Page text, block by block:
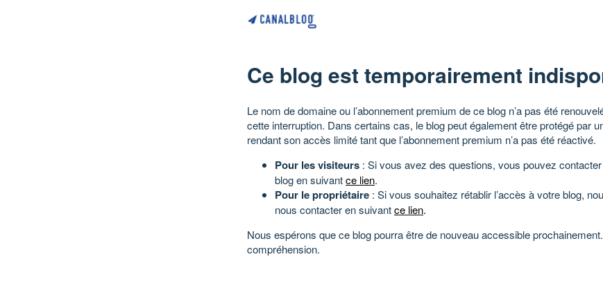
Ce blog est temporairement
Le nom de domaine ou l’abonnement premium de ce blog n’a pas été
cette interruption. Dans certains cas, le blog peut également être protégé par
rendant son accès limité tant que l’abonnement premium n’a pas été réactivé.
Pour les visiteurs : Si vous avez des questions, vous pouvez
blog en suivantce lien.
Pour le propriétaire : Si vous souhaitez rétablir l’accès à votre blog,
nous contacter en suivantce lien.
Nous espérons que ce blog pourra être de nouveau accessible
compréhension.